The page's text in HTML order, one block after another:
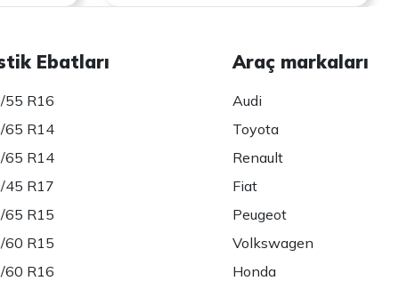
Ebatları
55 R16
65 R14
65 R14
45 R17
65 R15
60 R15
60 R16
Araç markaları
Audi
Toyota
Renault
Fiat
Peugeot
Volkswagen
Honda